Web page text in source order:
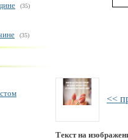
(35)
(35)
<<
Текст на